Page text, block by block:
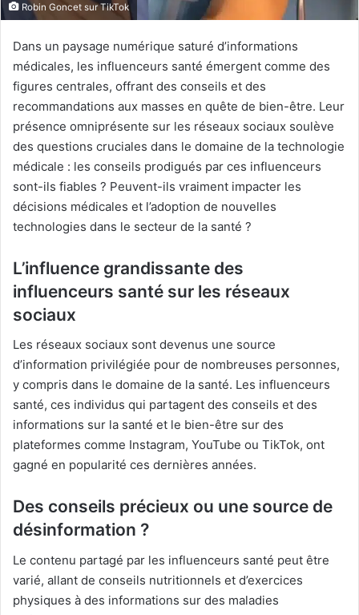
Robin Goncet sur TikTok
Dans un paysage numérique saturé d’informations
médicales, les influenceurs santé émergent comme des
figures centrales, offrant des conseils et des
recommandations aux masses en quête de bien-être. Leur
présence omniprésente sur les réseaux sociaux soulève
des questions cruciales dans le domaine de la technologie
médicale : les conseils prodigués par ces influenceurs
sont-ils fiables ? Peuvent-ils vraiment impacter les
décisions médicales et l’adoption de nouvelles
technologies dans le secteur de la santé ?
L’influence grandissante des
influenceurs santé sur les réseaux
sociaux
Les réseaux sociaux sont devenus une source
d’information privilégiée pour de nombreuses personnes,
y compris dans le domaine de la santé. Les influenceurs
santé, ces individus qui partagent des conseils et des
informations sur la santé et le bien-être sur des
plateformes comme Instagram, YouTube ou TikTok, ont
gagné en popularité ces dernières années.
Des conseils précieux ou une source de
désinformation ?
Le contenu partagé par les influenceurs santé peut être
varié, allant de conseils nutritionnels et d’exercices
physiques à des informations sur des maladies